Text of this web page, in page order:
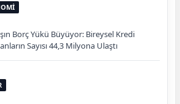
Borç Yükü Büyüyor: Bireysel Kredi
Sayısı 44,3 Milyona Ulaştı